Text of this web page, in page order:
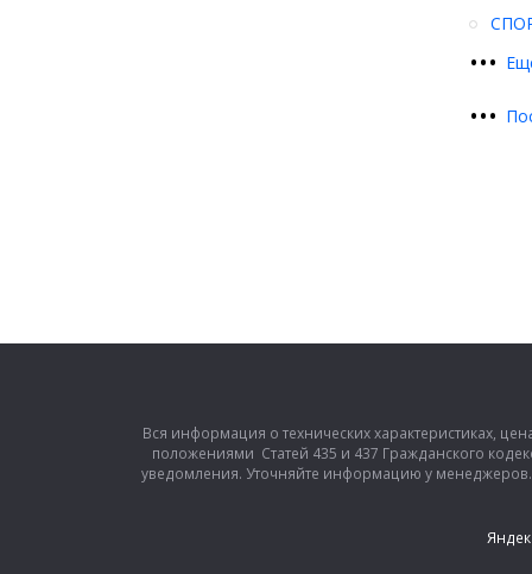
•••
•••
Вся информация о технических характеристиках,
положениями Статей 435 и 437 Гражданского
уведомления. Уточняйте информацию у